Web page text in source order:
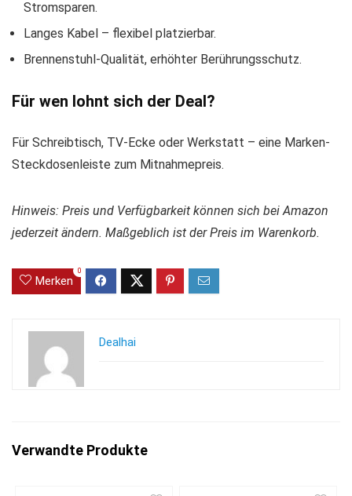
Stromsparen.
Langes Kabel – flexibel platzierbar.
Brennenstuhl-Qualität, erhöhter Berührungsschutz.
Für wen lohnt sich der Deal?
Für Schreibtisch, TV-Ecke oder Werkstatt – eine Marken-
Steckdosenleiste zum Mitnahmepreis.
Hinweis: Preis und Verfügbarkeit können sich bei Amazon
jederzeit ändern. Maßgeblich ist der Preis im Warenkorb.
Merken
0
Dealhai
Verwandte Produkte